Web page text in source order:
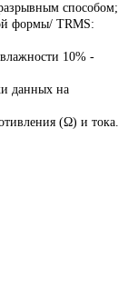
способом;
формы/ TRMS:
10% -
данных на
(Ω) и тока.